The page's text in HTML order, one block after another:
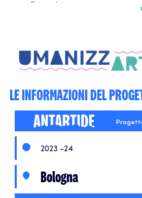
Precendete
LE INFORMAZIONI DEL
2023 -24
Bologna